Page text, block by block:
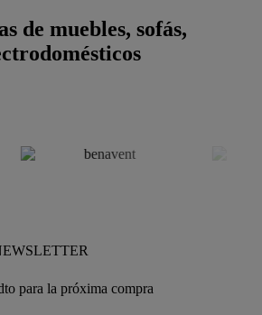
de muebles, sofás,
para la próxima compra